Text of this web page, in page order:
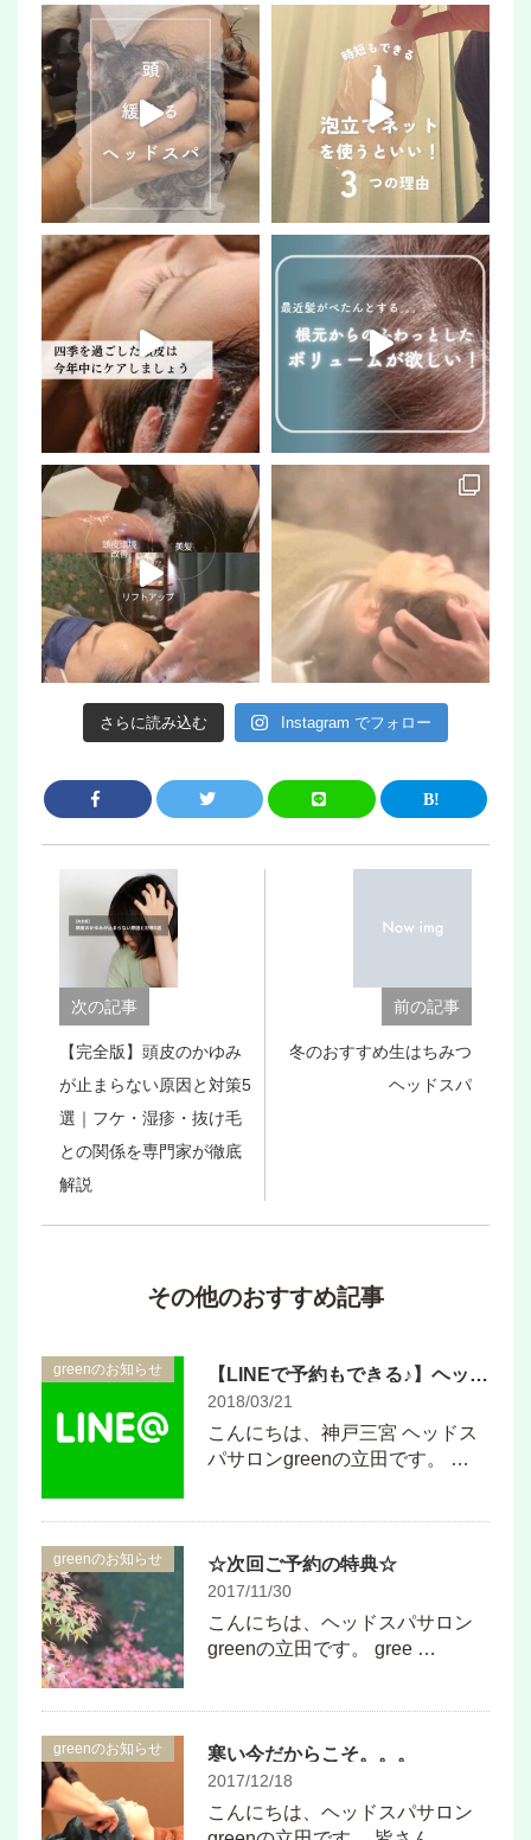
さらに読み込む Instagram でフォロー
次の記事
【完全版】頭皮のかゆみ
が止まらない原因と対策5
選｜フケ・湿疹・抜け毛
との関係を専門家が徹底
解説
前の記事
冬のおすすめ生はちみつ
ヘッドスパ
その他のおすすめ記事
greenのお知らせ 【LINEで予約もできる♪】ヘッドスパサロンgreen公式LINE@のご案内♪
2018/03/21
こんにちは、神戸三宮 ヘッドス
パサロンgreenの立田です。 …
greenのお知らせ ☆次回ご予約の特典☆
2017/11/30
こんにちは、ヘッドスパサロン
greenの立田です。 gree …
greenのお知らせ 寒い今だからこそ。。。
2017/12/18
こんにちは、ヘッドスパサロン